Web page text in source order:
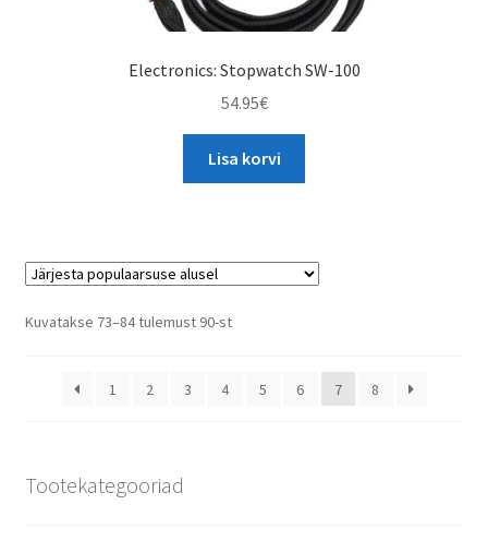
Electronics: Stopwatch SW-100
54.95€
Lisa korvi
Kuvatakse 73–84 tulemust 90-stSorted
1
2 3 4 5 6 7 8
Tootekategooriad